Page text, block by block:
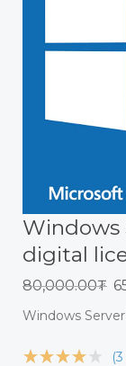
Windows
digital
80,000.00₮
Windows